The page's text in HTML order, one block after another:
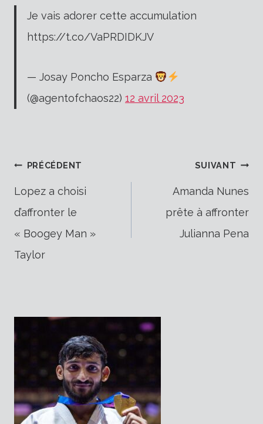
Je vais adorer cette accumulation
https://t.co/VaPRDIDKJV
— Josay Poncho Esparza
(@agentofchaos22) 12 avril 2023
Navigation
de
PRÉCÉDENT
Lopez a choisi
d’affronter le
« Boogey Man »
Taylor
SUIVANT
Amanda Nunes
prête à affronter
Julianna Pena